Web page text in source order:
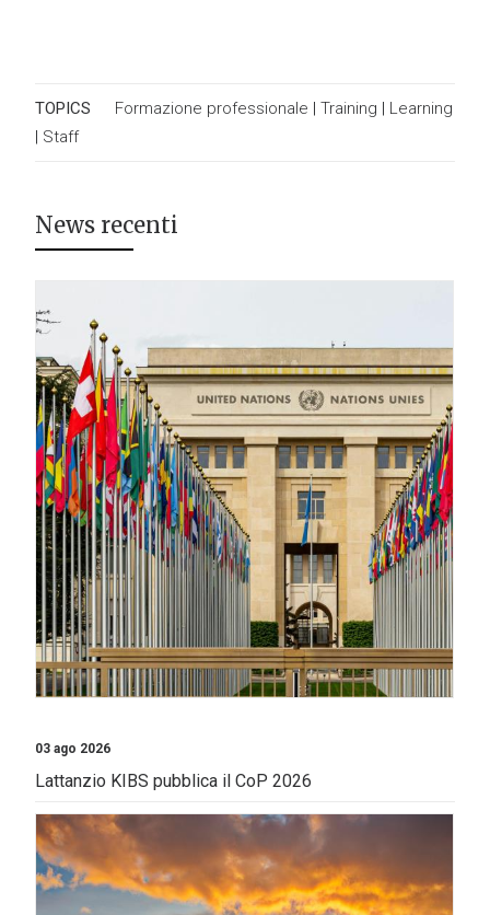
TOPICS Formazione professionale | Training | Learning
| Staff
News recenti
03 ago 2026
Lattanzio KIBS pubblica il CoP 2026